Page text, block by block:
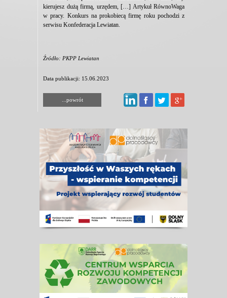
kierujesz dużą firmą, urzędem, […] Artykuł RównoWaga
w pracy. Konkurs na prokobiecą firmę roku pochodzi z
serwisu Konfederacja Lewiatan.
Źródło: PKPP Lewiatan
Data publikacji: 15.06.2023
...powrót